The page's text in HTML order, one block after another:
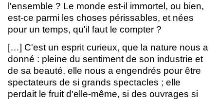
l'ensemble ? Le monde est-il immortel, ou bien,
est-ce parmi les choses périssables, et nées
pour un temps, qu'il faut le compter ?
[…] C'est un esprit curieux, que la nature nous a
donné : pleine du sentiment de son industrie et
de sa beauté, elle nous a engendrés pour être
spectateurs de si grands spectacles ; elle
perdait le fruit d'elle-même, si des ouvrages si